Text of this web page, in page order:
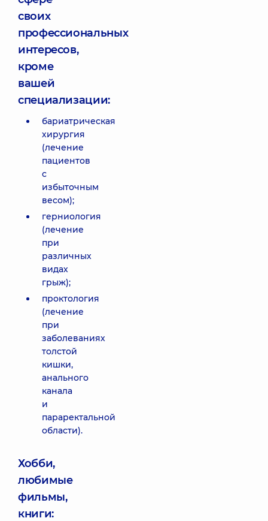
своих
профессиональных
интересов,
кроме
вашей
специализации:
бариатрическая
хирургия
(лечение
пациентов
с
избыточным
весом);
герниология
(лечение
при
различных
видах
грыж);
проктология
(лечение
при
заболеваниях
толстой
кишки,
анального
канала
и
параректальной
области).
Хобби,
любимые
фильмы,
книги: